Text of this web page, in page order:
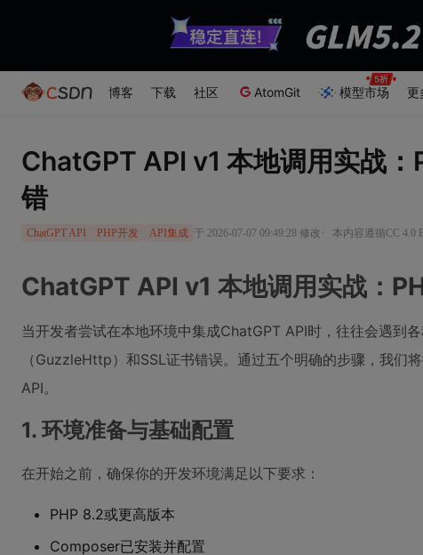
博客 下载 社区 AtomGit 模型市场 更
ChatGPT API v1 本地调用实战
错
ChatGPT API PHP开发 API集成 于 2026-07-07 09:49:28 修改 · 本内容遵循CC 4.0
ChatGPT API v1 本地调用实战：
当开发者尝试在本地环境中集成ChatGPT API时，往往会遇到
（GuzzleHttp）和SSL证书错误。通过五个明确的步骤，我们
API。
1. 环境准备与基础配置
在开始之前，确保你的开发环境满足以下要求：
PHP 8.2或更高版本
Composer已安装并配置